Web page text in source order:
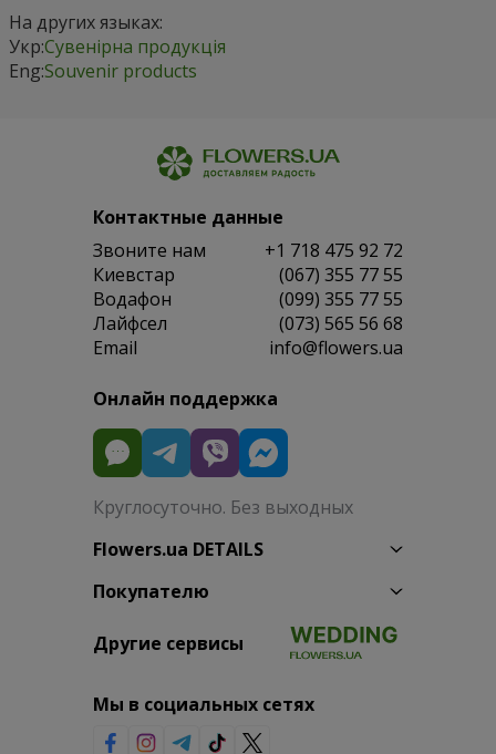
На других языках:
Укр:Сувенірна продукція
Eng:Souvenir products
Контактные данные
Звоните нам
+1 718 475 92 72
Киевстар
(067) 355 77 55
Водафон
(099) 355 77 55
Лайфсел
(073) 565 56 68
Email
info@flowers.ua
Онлайн поддержка
Круглосуточно. Без выходных
Flowers.ua DETAILS
Покупателю
Другие сервисы
Мы в социальных сетях